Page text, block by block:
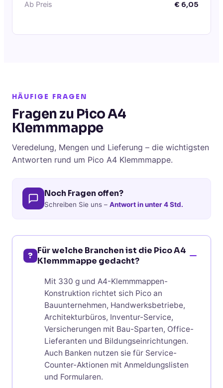
Ab Preis € 6,05
HÄUFIGE FRAGEN
Fragen zu Pico A4
Klemmmappe
Veredelung, Mengen und Lieferung – die wichtigsten
Antworten rund um Pico A4 Klemmmappe.
Noch Fragen offen?
Schreiben Sie uns – Antwort in unter 4 Std.
? Für welche Branchen ist die Pico A4
Klemmmappe gedacht?
Mit 330 g und A4-Klemmmappen-
Konstruktion richtet sich Pico an
Bauunternehmen, Handwerksbetriebe,
Architekturbüros, Inventur-Service,
Versicherungen mit Bau-Sparten, Office-
Lieferanten und Bildungseinrichtungen.
Auch Banken nutzen sie für Service-
Counter-Aktionen mit Anmeldungslisten
und Formularen.